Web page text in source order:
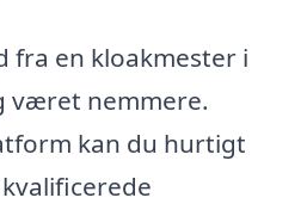
fra en kloakmester i
været nemmere.
kan du hurtigt